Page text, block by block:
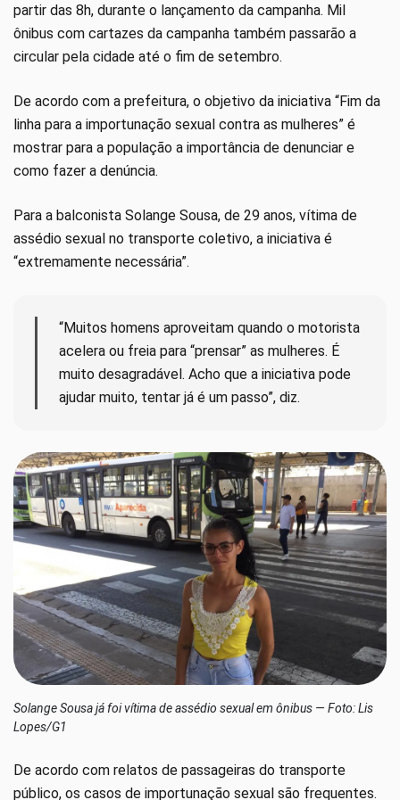
partir das 8h, durante o lançamento da campanha. Mil
ônibus com cartazes da campanha também passarão a
circular pela cidade até o fim de setembro.
De acordo com a prefeitura, o objetivo da iniciativa “Fim da
linha para a importunação sexual contra as mulheres” é
mostrar para a população a importância de denunciar e
como fazer a denúncia.
Para a balconista Solange Sousa, de 29 anos, vítima de
assédio sexual no transporte coletivo, a iniciativa é
“extremamente necessária”.
“Muitos homens aproveitam quando o motorista
acelera ou freia para “prensar” as mulheres. É
muito desagradável. Acho que a iniciativa pode
ajudar muito, tentar já é um passo”, diz.
Solange Sousa já foi vítima de assédio sexual em ônibus — Foto: Lis
Lopes/G1
De acordo com relatos de passageiras do transporte
público, os casos de importunação sexual são frequentes.